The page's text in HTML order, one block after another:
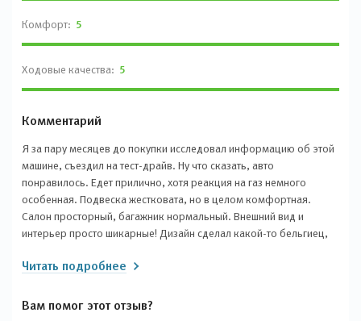
Комфорт: 5
Ходовые качества: 5
Комментарий
Я за пару месяцев до покупки исследовал информацию об этой
машине, съездил на тест-драйв. Ну что сказать, авто
понравилось. Едет прилично, хотя реакция на газ немного
особенная. Подвеска жестковата, но в целом комфортная.
Салон просторный, багажник нормальный. Внешний вид и
интерьер просто шикарные! Дизайн сделал какой-то бельгиец,
механическую коробку наверняка "позаимствовали" у
привода от Борг Ворнер, электрика от Делфи и Бош. Кузова
Читать подробнее
Вам помог этот отзыв?